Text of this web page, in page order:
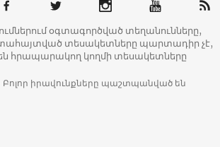
օգտագործված տեղանունները,
տեսակետները պարտադիր չէ,
հրապարակող կողմի տեսակետները
Բոլոր իրավունքները պաշտպանված են